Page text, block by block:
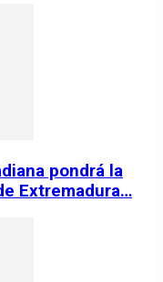
pondrá la
Extremadura…